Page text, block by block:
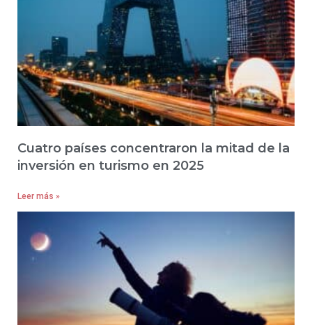
Cuatro países concentraron la mitad de la
inversión en turismo en 2025
Leer más »